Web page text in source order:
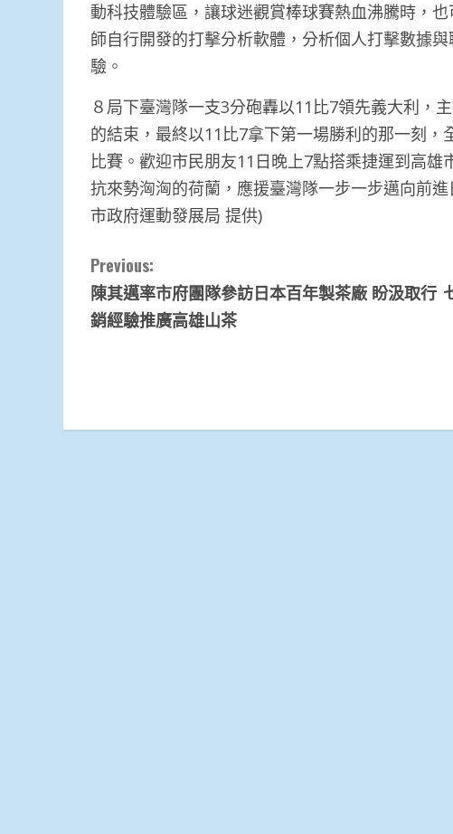
動科技體驗區，讓球迷觀賞棒球賽熱血沸騰時，
師自行開發的打擊分析軟體，分析個人打擊數據
驗。
８局下臺灣隊一支3分砲轟以11比7領先義大利，
的結束，最終以11比7拿下第一場勝利的那一刻
比賽。歡迎市民朋友11日晚上7點搭乘捷運到高
抗來勢洶洶的荷蘭，應援臺灣隊一步一步邁向前
市政府運動發展局 提供)
Continue
Reading
Previous:
陳其邁率市府團隊參訪日本百年製茶廠 盼汲取行
銷經驗推廣高雄山茶